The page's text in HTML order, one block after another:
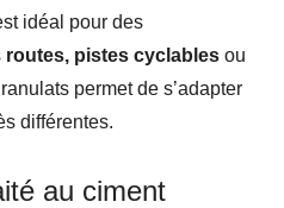
idéal pour des
routes, pistes cyclables ou
permet de s’adapter
différentes.
au ciment